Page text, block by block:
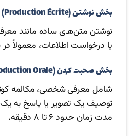
بخش نوشتن (Production Écrite)
نوشتن متن‌های ساده مانند
یا درخواست اطلاعات، معمولاً در قالب ۳۰ تا
بخش صحبت کردن (Production Orale)
شامل معرفی شخصی، مکالمه
توصیف یک تصویر یا پاسخ به یک
مدت زمان حدود ۶ تا ۸ دقیقه.